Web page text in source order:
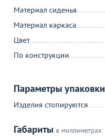
Материал сиденья
Материал каркаса
Цвет
По конструкции
Параметры упаковки
Изделия стопируются
Габариты в миллиметрах
Золото